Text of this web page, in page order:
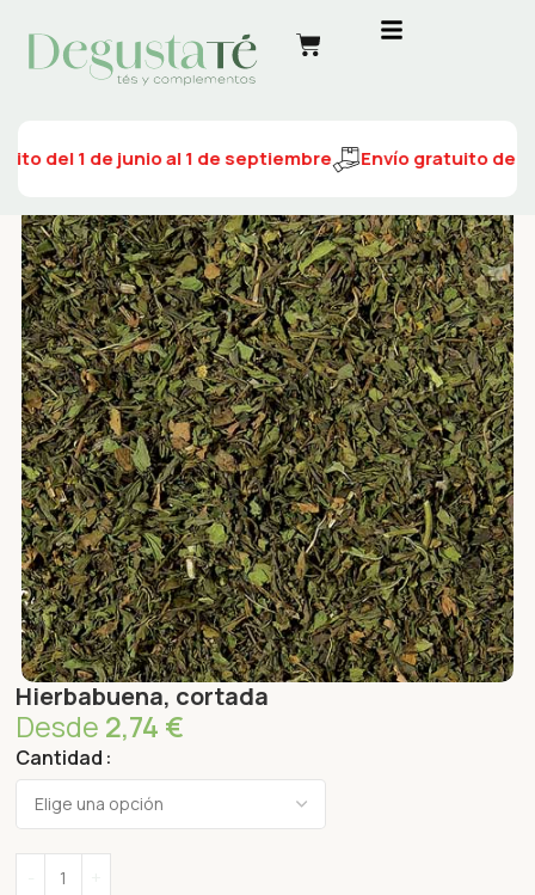
del 1 de junio al 1 de septiembre Envío gratuito del 1
Hierbabuena, cortada
Desde 2,74 €
Cantidad